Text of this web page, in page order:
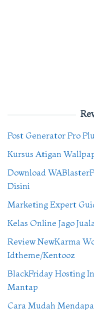
Post Generator Pro
Kursus Atigan
Download
Disini
Marketing Expert
Kelas Online Jago
Review NewKarma
Idtheme/Kentooz
BlackFriday Hosting
Mantap
Cara Mudah